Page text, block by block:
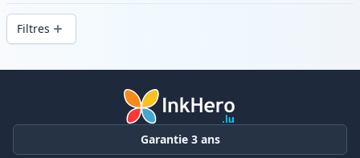
en .
Filtres
Produits
Garantie 3 ans